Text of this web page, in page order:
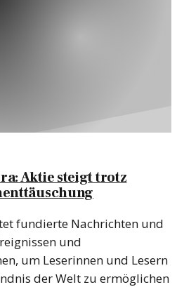
Aktie steigt trotz
fundierte Nachrichten und
und
um Leserinnen und Lesern
der Welt zu ermöglichen